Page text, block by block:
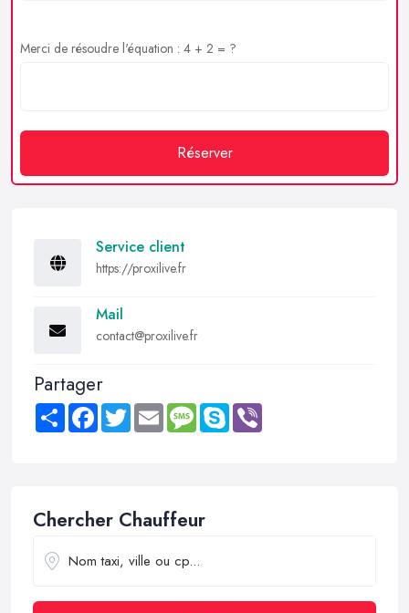
Merci de résoudre l'équation : 4 + 2 = ?
Réserver
Service client
https://proxilive.fr
Mail
contact@proxilive.fr
Partager
Share FacebookTwitter Email MessageSkype
Chercher Chauffeur